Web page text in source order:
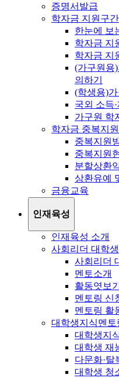
증명서발급
학자금 지원구간
한눈에 보
학자금 지
학자금 지
(가구원용
의하기
(학생용)
국외 소득
가구원 학
학자금 중복지원
중복지원
중복지원
분할상환
상환유예
금융교육
인재육성
인재육성 소개
사회리더 대학
사회리더
멘토소개
활동엿보기
멘토링 신
멘토링 활
대학생지식멘토
대학생지
대학생 재
다문화·탈
대학생 청